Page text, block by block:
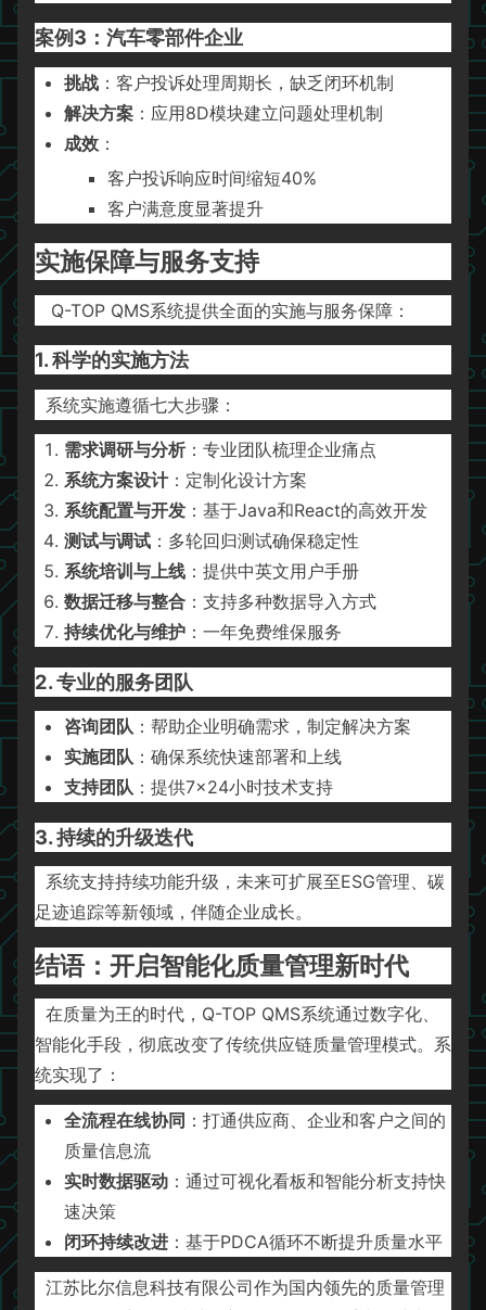
案例3：汽车零部件企业
挑战 ：客户投诉处理周期长，缺乏闭环机制
解决方案 ：应用8D模块建立问题处理机制
成效 ：
客户投诉响应时间缩短40%
客户满意度显著提升
实施保障与服务支持
Q-TOP QMS系统提供全面的实施与服务保障：
1. 科学的实施方法
系统实施遵循七大步骤：
需求调研与分析：专业团队梳理企业痛点
系统方案设计：定制化设计方案
系统配置与开发 ：基于Java和React的高效开发
测试与调试 ：多轮回归测试确保稳定性
系统培训与上线 ：提供中英文用户手册
数据迁移与整合 ：支持多种数据导入方式
持续优化与维护 ：一年免费维保服务
2. 专业的服务团队
咨询团队 ：帮助企业明确需求，制定解决方案
实施团队 ：确保系统快速部署和上线
支持团队 ：提供7×24小时技术支持
3. 持续的升级迭代
系统支持持续功能升级，未来可扩展至ESG管理、碳
足迹追踪等新领域，伴随企业成长。
结语：开启智能化质量管理新时代
在质量为王的时代，Q-TOP QMS系统通过数字化、
智能化手段，彻底改变了传统供应链质量管理模式。系
统实现了：
全流程在线协同 ：打通供应商、企业和客户之间的
质量信息流
实时数据驱动 ：通过可视化看板和智能分析支持快
速决策
闭环持续改进 ：基于PDCA循环不断提升质量水平
江苏比尔信息科技有限公司作为国内领先的质量管理